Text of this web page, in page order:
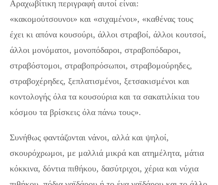
Αραχωβίτικη περιγραφή αυτοί είναι:
«κακομούτσουνοι» και «σιχαμένοι», «καθένας τους
έχει κι απόνα κουσούρι, άλλοι στραβοί, άλλοι κουτσοί,
άλλοι μονόματοι, μονοπόδαροι, στραβοπόδαροι,
στραβόστομοι, στραβοπρόσωποι, στραβομούρηδες,
στραβοχέρηδες, ξεπλατισμένοι, ξετσακισμένοι και
κοντολογής όλα τα κουσούρια και τα σακατιλίκια του
κόσμου τα βρίσκεις όλα πάνω τους».
Συνήθως φαντάζονται νάνοι, αλλά και ψηλοί,
σκουρόχρωμοι, με μαλλιά μικρά και ατημέλητα, μάτια
κόκκινα, δόντια πιθήκου, δασύτριχοι, χέρια και νύχια